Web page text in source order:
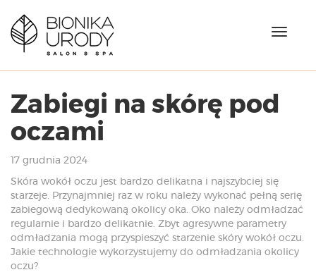
N
Zabiegi na skórę pod
oczami
17 grudnia 2024
Skóra wokół oczu jest bardzo delikatna i najszybciej się
starzeje. Przynajmniej raz w roku należy wykonać pełną serię
zabiegową dedykowaną okolicy oka. Oko należy odmładzać
regularnie i bardzo delikatnie. Zbyt agresywne parametry
odmładzania mogą przyspieszyć starzenie skóry wokół oczu.
Jakie technologie wykorzystujemy do odmładzania okolicy
oczu?